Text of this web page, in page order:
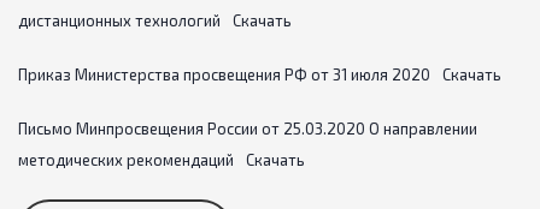
дистанционных технологий
Скачать
Приказ Министерства просвещения РФ от 31 июля 2020 Скачать
Письмо Минпросвещения России от 25.03.2020 О направлении
методических рекомендаций
Скачать